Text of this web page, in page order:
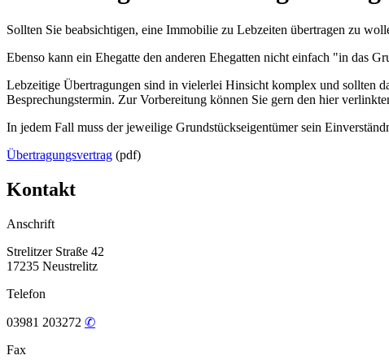
Sollten Sie beabsichtigen, eine Immobilie zu Lebzeiten übertragen zu
Ebenso kann ein Ehegatte den anderen Ehegatten nicht einfach "in das
Lebzeitige Übertragungen sind in vielerlei Hinsicht komplex und sollten
Besprechungstermin. Zur Vorbereitung können Sie gern den hier
In jedem Fall muss der jeweilige Grundstückseigentümer sein
Übertragungsvertrag (pdf)
Kontakt
Anschrift
Strelitzer Straße 42
17235 Neustrelitz
Telefon
03981 203272 ✆
Fax